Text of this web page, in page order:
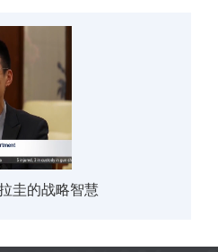
圭的战略智慧